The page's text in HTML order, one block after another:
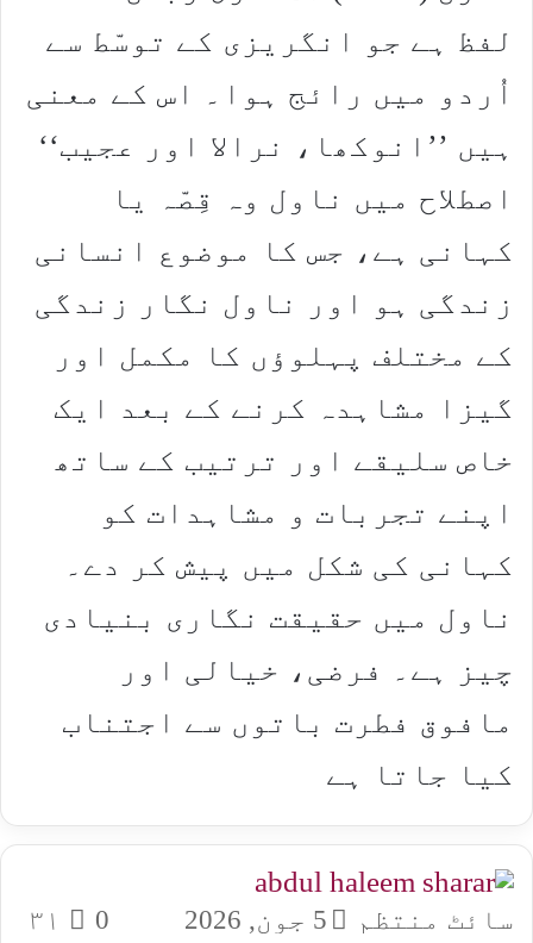
لفظ ہے جو انگریزی کے توسّط سے
اُردو میں رائج ہوا۔ اس کے معنی
ہیں ’’انوکھا، نرالا اور عجیب‘‘
اصطلاح میں ناول وہ قِصّہ یا
کہانی ہے، جس کا موضوع انسانی
زندگی ہو اور ناول نگار زندگی
کے مختلف پہلوؤں کا مکمل اور
گیزا مشاہدہ کرنے کے بعد ایک
خاص سلیقے اور ترتیب کے ساتھ
اپنے تجربات و مشاہدات کو
کہانی کی شکل میں پیش کر دے۔
ناول میں حقیقت نگاری بنیادی
چیز ہے۔ فرضی، خیالی اور
مافوق فطرت باتوں سے اجتناب
کیا جاتا ہے
سائٹ منتظم 5 جون, 2026 0